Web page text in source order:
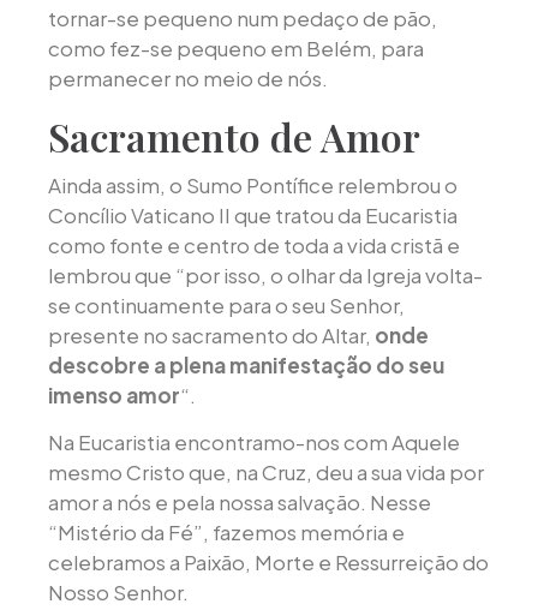
tornar-se pequeno num pedaço de pão,
como fez-se pequeno em Belém, para
permanecer no meio de nós.
Sacramento de Amor
Ainda assim, o Sumo Pontífice relembrou o
Concílio Vaticano II que tratou da Eucaristia
como fonte e centro de toda a vida cristã e
lembrou que “por isso, o olhar da Igreja volta-
se continuamente para o seu Senhor,
presente no sacramento do Altar, onde
descobre a plena manifestação do seu
imenso amor“.
Na Eucaristia encontramo-nos com Aquele
mesmo Cristo que, na Cruz, deu a sua vida por
amor a nós e pela nossa salvação. Nesse
“Mistério da Fé”, fazemos memória e
celebramos a Paixão, Morte e Ressurreição do
Nosso Senhor.